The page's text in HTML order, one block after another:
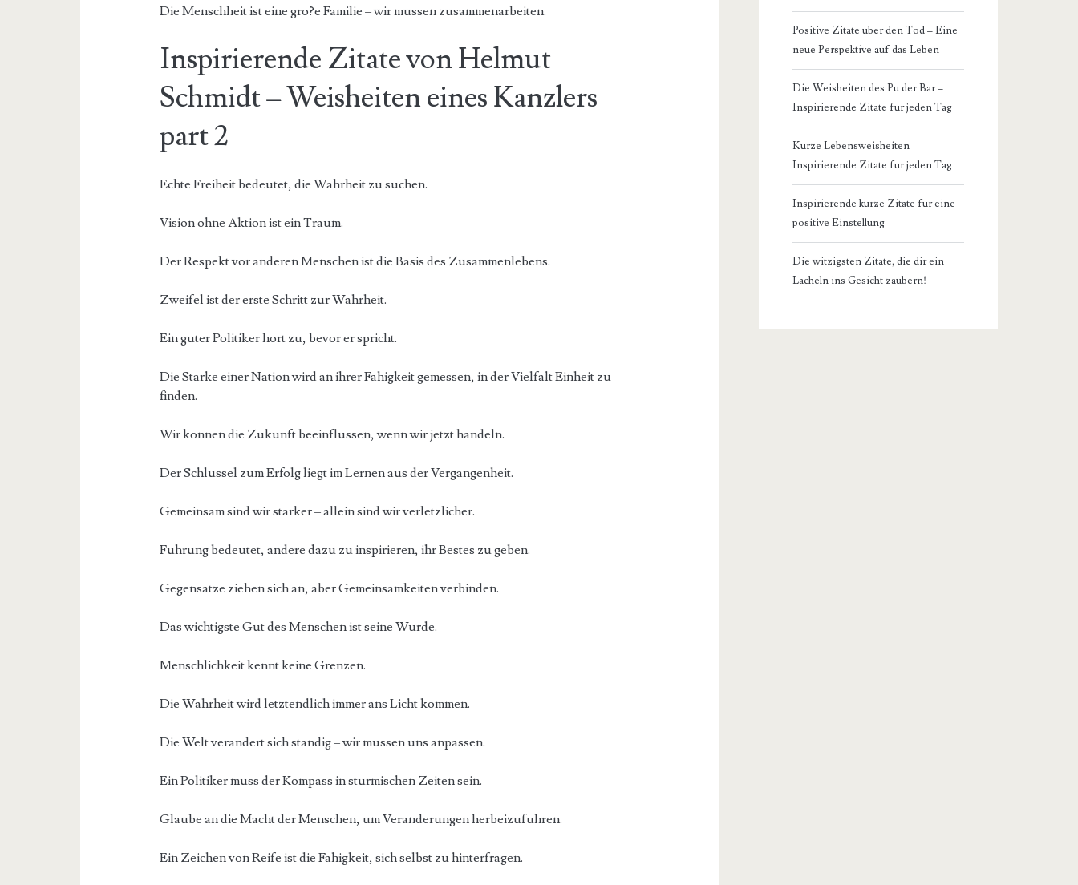
Die Menschheit ist eine gro?e Familie – wir mussen zusammenarbeiten.
Inspirierende Zitate von Helmut
Schmidt – Weisheiten eines Kanzlers
part 2
Echte Freiheit bedeutet, die Wahrheit zu suchen.
Vision ohne Aktion ist ein Traum.
Der Respekt vor anderen Menschen ist die Basis des Zusammenlebens.
Zweifel ist der erste Schritt zur Wahrheit.
Ein guter Politiker hort zu, bevor er spricht.
Die Starke einer Nation wird an ihrer Fahigkeit gemessen, in der Vielfalt Einheit zu
finden.
Wir konnen die Zukunft beeinflussen, wenn wir jetzt handeln.
Der Schlussel zum Erfolg liegt im Lernen aus der Vergangenheit.
Gemeinsam sind wir starker – allein sind wir verletzlicher.
Fuhrung bedeutet, andere dazu zu inspirieren, ihr Bestes zu geben.
Gegensatze ziehen sich an, aber Gemeinsamkeiten verbinden.
Das wichtigste Gut des Menschen ist seine Wurde.
Menschlichkeit kennt keine Grenzen.
Die Wahrheit wird letztendlich immer ans Licht kommen.
Die Welt verandert sich standig – wir mussen uns anpassen.
Ein Politiker muss der Kompass in sturmischen Zeiten sein.
Glaube an die Macht der Menschen, um Veranderungen herbeizufuhren.
Ein Zeichen von Reife ist die Fahigkeit, sich selbst zu hinterfragen.
Positive Zitate uber den Tod – Eine
neue Perspektive auf das Leben
Die Weisheiten des Pu der Bar –
Inspirierende Zitate fur jeden Tag
Kurze Lebensweisheiten –
Inspirierende Zitate fur jeden Tag
Inspirierende kurze Zitate fur eine
positive Einstellung
Die witzigsten Zitate, die dir ein
Lacheln ins Gesicht zaubern!